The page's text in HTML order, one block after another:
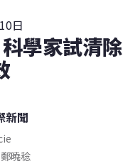
日
學家試清除
新聞
鄭曉稔